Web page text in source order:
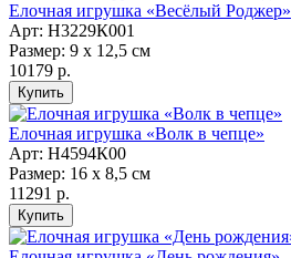
Елочная игрушка «Весёлый Роджер»
Арт: Н3229К001
Размер: 9 х 12,5 см
10179 р.
Елочная игрушка «Волк в чепце»
Арт: Н4594К00
Размер: 16 х 8,5 см
11291 р.